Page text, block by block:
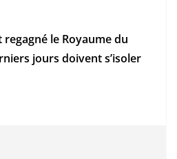
le Royaume du
jours doivent s’isoler